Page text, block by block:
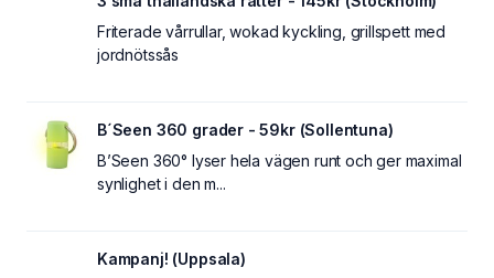
Friterade vårrullar, wokad kyckling, grillspett med
jordnötssås
B´Seen 360 grader - 59kr (Sollentuna)
B’Seen 360° lyser hela vägen runt och ger maximal
synlighet i den m...
Kampanj! (Uppsala)